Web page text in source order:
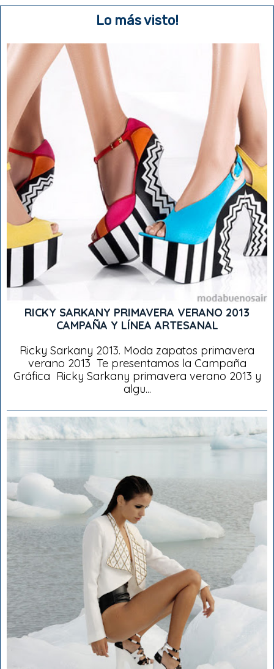
Lo más visto!
RICKY SARKANY PRIMAVERA VERANO 2013
CAMPAÑA Y LÍNEA ARTESANAL
Ricky Sarkany 2013. Moda zapatos primavera
verano 2013 Te presentamos la Campaña
Gráfica Ricky Sarkany primavera verano 2013 y
algu...